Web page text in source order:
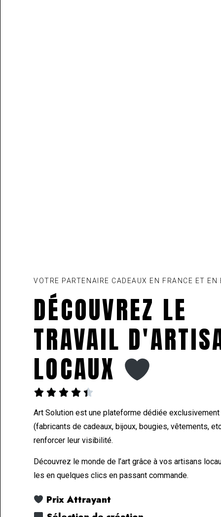
VOTRE PARTENAIRE CADEAUX EN FRANCE ET EN
DÉCOUVREZ LE
TRAVAIL
LOCAUX
    
Art Solution est une plateforme dédiée exclusivement
(fabricants de cadeaux, bijoux, bougies, vêtements,
renforcer leur visibilité.
Découvrez le monde de l’art grâce à vos artisans
les en quelques clics en passant commande.
Prix Attrayant